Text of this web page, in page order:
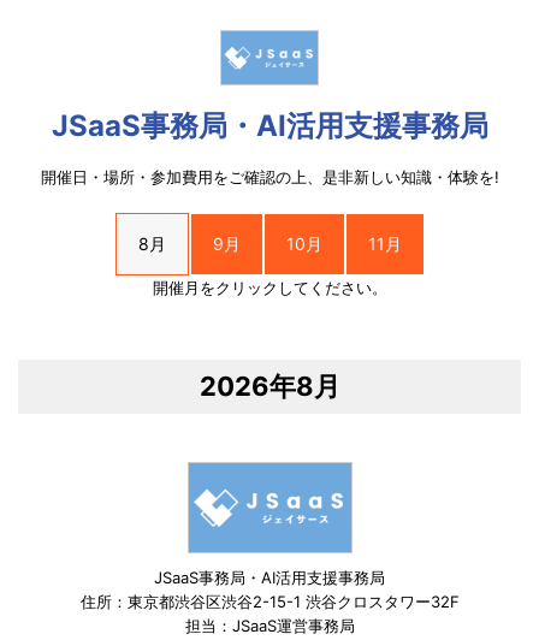
JSaaS事務局・AI活用支援事務局
開催日・場所・参加費用をご確認の上、是非新しい知識・体験を!
8月 9月 10月 11月
開催月をクリックしてください。
2026年8月
JSaaS事務局・AI活用支援事務局
住所：東京都渋谷区渋谷2-15-1 渋谷クロスタワー32F
担当：JSaaS運営事務局